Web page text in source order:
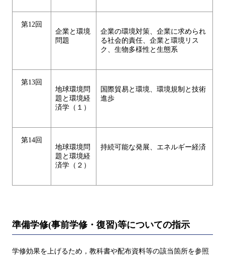
第12回
企業と環境
問題
企業の環境対策、企業に求められ
る社会的責任、企業と環境リス
ク、生物多様性と生態系
第13回
地球環境問
題と環境経
済学（１）
国際貿易と環境、環境規制と技術
進歩
第14回
地球環境問
題と環境経
済学（２）
持続可能な発展、エネルギー経済
準備学修(事前学修・復習)等についての指示
学修効果を上げるため，教科書や配布資料等の該当箇所を参照